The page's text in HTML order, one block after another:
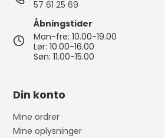
57 61 25 69
Åbningstider
Man-fre: 10.00-19.00
Lør: 10.00-16.00
Søn: 11.00-15.00
Din konto
Mine ordrer
Mine oplysninger